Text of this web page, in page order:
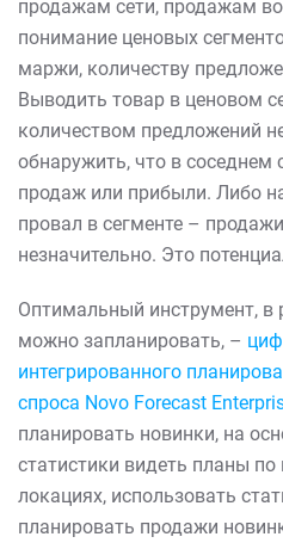
продажам сети, продажам
понимание ценовых
маржи, количеству
Выводить товар в ценовом
количеством предложений
обнаружить, что в соседнем
продаж или прибыли. Либо
провал в сегменте –
незначительно. Это
Оптимальный инструмент, в
можно запланировать, –
интегрированного
спроса Novo Forecast
планировать новинки, на
статистики видеть планы
локациях, использовать
планировать продажи